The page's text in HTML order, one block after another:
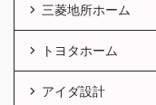
三菱地所ホーム
トヨタホーム
アイダ設計